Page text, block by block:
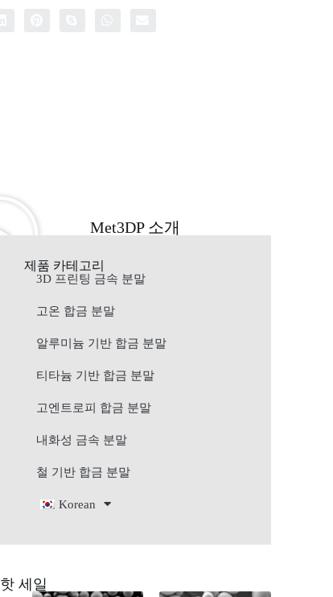
Met3DP 소개
제품 카테고리
3D 프린팅 금속 분말
고온 합금 분말
알루미늄 기반 합금 분말
티타늄 기반 합금 분말
고엔트로피 합금 분말
내화성 금속 분말
철 기반 합금 분말
Korean
핫 세일